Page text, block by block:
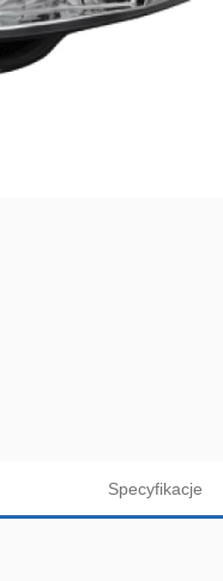
Specyfikacje